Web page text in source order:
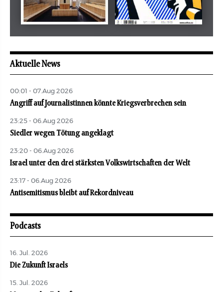
revue juive aufbau
Aktuelle News
00:01 - 07.Aug 2026
Angriff auf Journalistinnen könnte Kriegsverbrechen sein
23:25 - 06.Aug 2026
Siedler wegen Tötung angeklagt
23:20 - 06.Aug 2026
Israel unter den drei stärksten Volkswirtschaften der Welt
23:17 - 06.Aug 2026
Antisemitismus bleibt auf Rekordniveau
Podcasts
16. Jul. 2026
Die Zukunft Israels
15. Jul. 2026